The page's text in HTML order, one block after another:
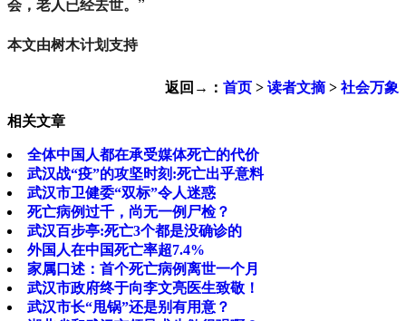
会，老人已经去世。”
本文由树木计划支持
返回→： 首页 > 读者文摘> 社会万象
相关文章
全体中国人都在承受媒体死亡的代价
武汉战“疫”的攻坚时刻:死亡出乎意料
武汉市卫健委“双标”令人迷惑
死亡病例过千，尚无一例尸检？
武汉百步亭:死亡3个都是没确诊的
外国人在中国死亡率超7.4%
家属口述：首个死亡病例离世一个月
武汉市政府终于向李文亮医生致敬！
武汉市长“甩锅”还是别有用意？